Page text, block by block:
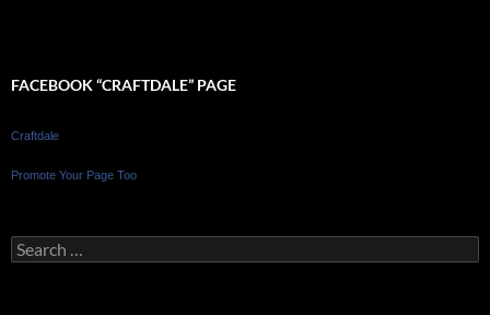
FACEBOOK “CRAFTDALE” PAGE
Craftdale
Promote Your Page Too
Search
for: